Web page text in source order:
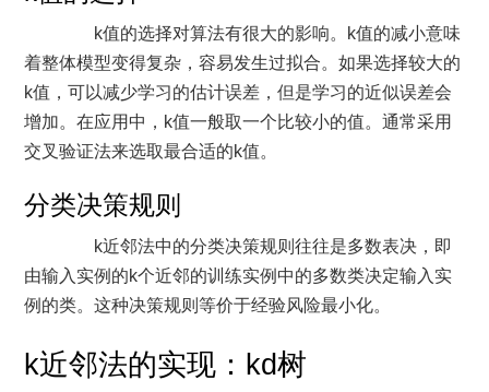
k值的选择对算法有很大的影响。k值的减小意味
着整体模型变得复杂，容易发生过拟合。如果选择较大的
k值，可以减少学习的估计误差，但是学习的近似误差会
增加。在应用中，k值一般取一个比较小的值。通常采用
交叉验证法来选取最合适的k值。
分类决策规则
k近邻法中的分类决策规则往往是多数表决，即
由输入实例的k个近邻的训练实例中的多数类决定输入实
例的类。这种决策规则等价于经验风险最小化。
k近邻法的实现：kd树